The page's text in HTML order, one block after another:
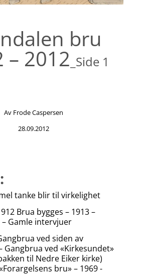
bru
– 2012 _Side 1
Av Frode Caspersen
28.09.2012
tanke blir til virkelighet
Brua bygges – 1913 –
Gamle intervjuer
ved siden av
Gangbrua ved «Kirkesundet»
til Nedre Eiker kirke)
bru» – 1969 -